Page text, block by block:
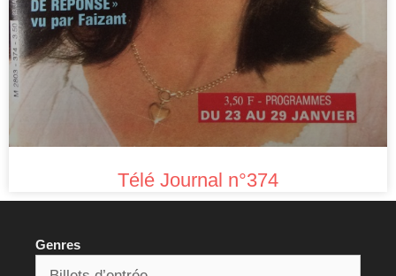
Télé Journal n°374
Genres